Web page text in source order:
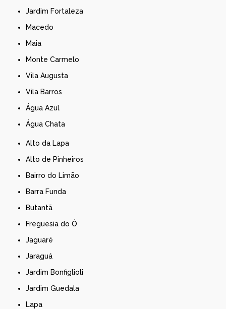
Jardim Fortaleza
Macedo
Maia
Monte Carmelo
Vila Augusta
Vila Barros
Água Azul
Água Chata
Alto da Lapa
Alto de Pinheiros
Bairro do Limão
Barra Funda
Butantã
Freguesia do Ó
Jaguaré
Jaraguá
Jardim Bonfiglioli
Jardim Guedala
Lapa